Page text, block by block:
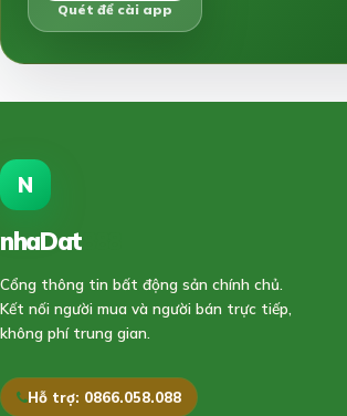
Quét để cài app
N
nhaDat
Cổng thông tin bất động sản chính chủ.
Kết nối người mua và người bán trực tiếp,
không phí trung gian.
Hỗ trợ: 0866.058.088